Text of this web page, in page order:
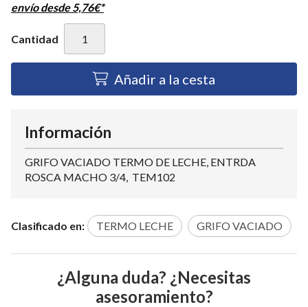
envío desde5,76€*
Cantidad
Añadir a la cesta
Información
GRIFO VACIADO TERMO DE LECHE, ENTRDA
ROSCA MACHO 3/4, TEM102
Clasificado en: TERMO LECHE GRIFO VACIADO
¿Alguna duda? ¿Necesitas
asesoramiento?